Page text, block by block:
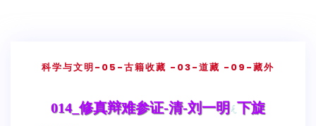
科学与文明-05-古籍收藏 -03-道藏 -09-藏外
014_修真辩难参证-清-刘一明 下旋